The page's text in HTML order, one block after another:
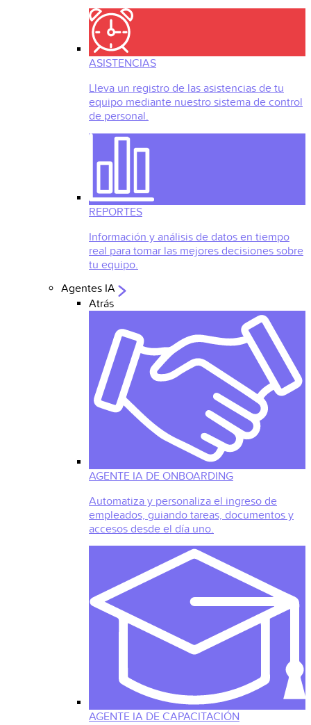
ASISTENCIAS
Lleva un registro de las asistencias de tu
equipo mediante nuestro sistema de control
de personal.
REPORTES
Información y análisis de datos en tiempo
real para tomar las mejores decisiones sobre
tu equipo.
Agentes IA
Atrás
AGENTE IA DE ONBOARDING
Automatiza y personaliza el ingreso de
empleados, guiando tareas, documentos y
accesos desde el día uno.
AGENTE IA DE CAPACITACIÓN